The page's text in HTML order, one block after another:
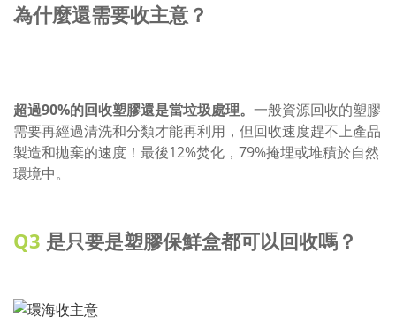
為什麼還需要收主意？
超過90%的回收塑膠還是當垃圾處理。 一般資源回收的塑膠
需要再經過清洗和分類才能再利用，但回收速度趕不上產品
製造和拋棄的速度！最後12%焚化，79%掩埋或堆積於自然
環境中。
Q3 是只要是塑膠保鮮盒都可以回收嗎？